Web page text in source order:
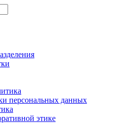
персональных данных
этике